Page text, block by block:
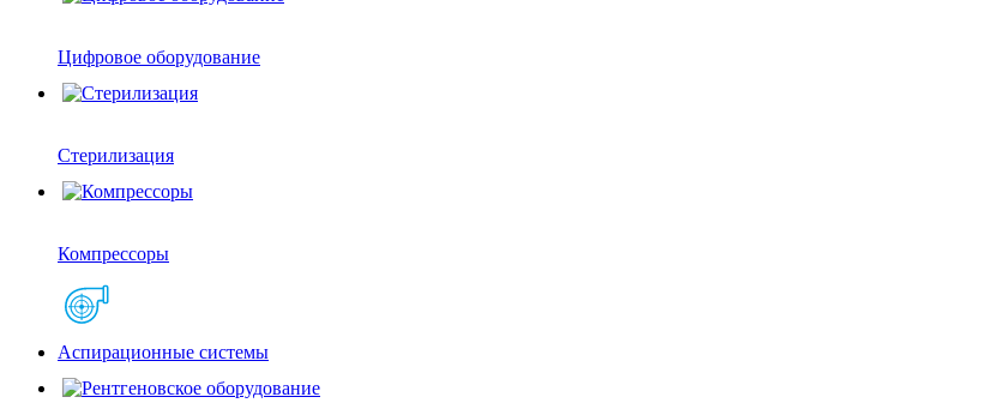
Цифровое оборудование
Стерилизация
Компрессоры
Аспирационные системы